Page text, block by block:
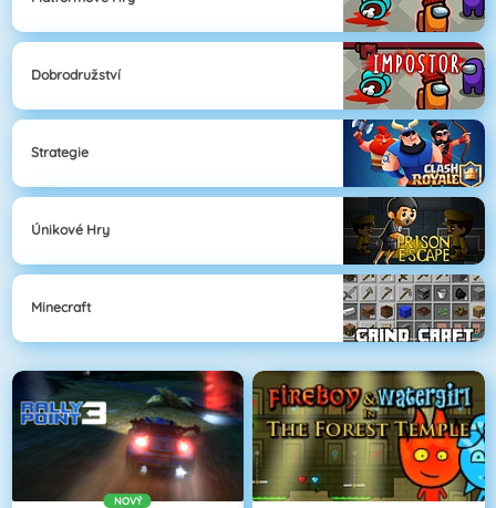
Dobrodružství
Strategie
Únikové Hry
Minecraft
NOVÝ